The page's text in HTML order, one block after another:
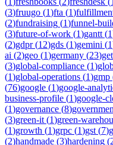
(3)fruugo (1)fta (1)
(2)fundraising (1)funnel-
(3)future-of-work (1)gantt (1
(2)gdpr(12)gds (1)gemini (1
ai (2)geo (1)germany (23)
(3)global-compliance (1)
(1)global-operations (1)gmp
(76)google (1)google-
business-profile (1)google-
(1)governance (8)
(3)green-it (1)green-
(1)growth (1)grpc (1)gst (7)
(2)handmade (3)hardening (